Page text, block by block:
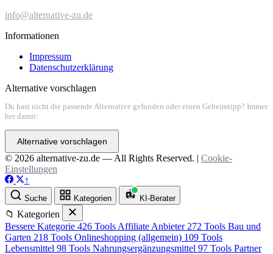
info@alternative-zu.de
Informationen
Impressum
Datenschutzerklärung
Alternative vorschlagen
Du hast nicht die passende Alternative gefunden oder einen Geheimtipp? Immer
her damit:
Alternative vorschlagen
© 2026 alternative-zu.de — All Rights Reserved. | Cookie-
Einstellungen
↑
Suche Kategorien KI-Berater
📁 Kategorien
Bessere Kategorie 426 Tools Affiliate Anbieter 272 Tools Bau und
Garten 218 Tools Onlineshopping (allgemein) 109 Tools
Lebensmittel 98 Tools Nahrungsergänzungsmittel 97 Tools Partner